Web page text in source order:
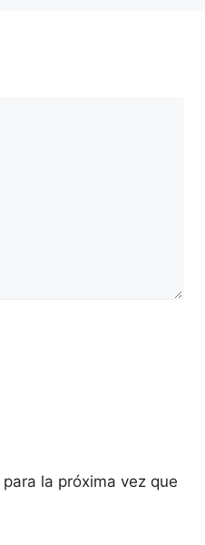
la próxima vez que